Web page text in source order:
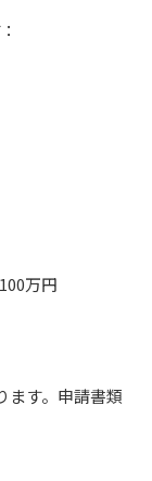
万円
ます。申請書類